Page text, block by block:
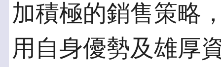
加積極的銷售策略
用自身優勢及雄厚